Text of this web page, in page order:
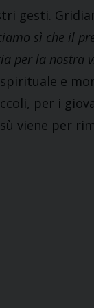
gesti.
sì che il
per la nostra
e
per i
viene per